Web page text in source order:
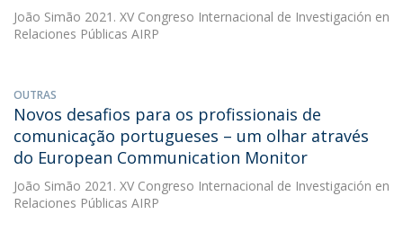
João Simão 2021. XV Congreso Internacional de Investigación en
Relaciones Públicas AIRP
OUTRAS
Novos desafios para os profissionais de
comunicação portugueses – um olhar através
do European Communication Monitor
João Simão 2021. XV Congreso Internacional de Investigación en
Relaciones Públicas AIRP